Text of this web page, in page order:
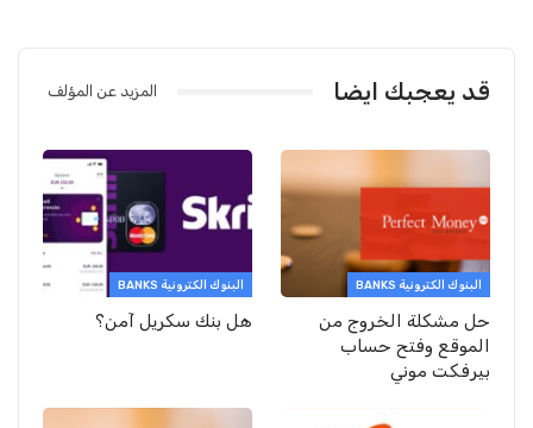
قد يعجبك ايضا المزيد عن المؤلف
البنوك الكترونية BANKS
حل مشكلة الخروج من
الموقع وفتح حساب
بيرفكت موني
البنوك الكترونية BANKS
هل بنك سكريل آمن؟